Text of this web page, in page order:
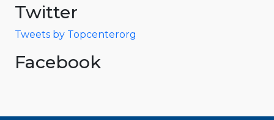
Twitter
Tweets by Topcenterorg
Facebook